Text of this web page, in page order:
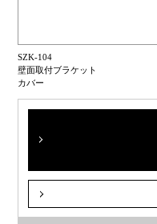
SZK-104
壁面取付ブラケット
カバー